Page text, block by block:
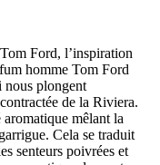
Ford, l’inspiration
homme Tom Ford
nous plongent
de la Riviera.
mêlant la
Cela se traduit
senteurs poivrées et